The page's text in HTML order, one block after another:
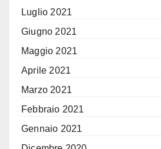
Luglio 2021
Giugno 2021
Maggio 2021
Aprile 2021
Marzo 2021
Febbraio 2021
Gennaio 2021